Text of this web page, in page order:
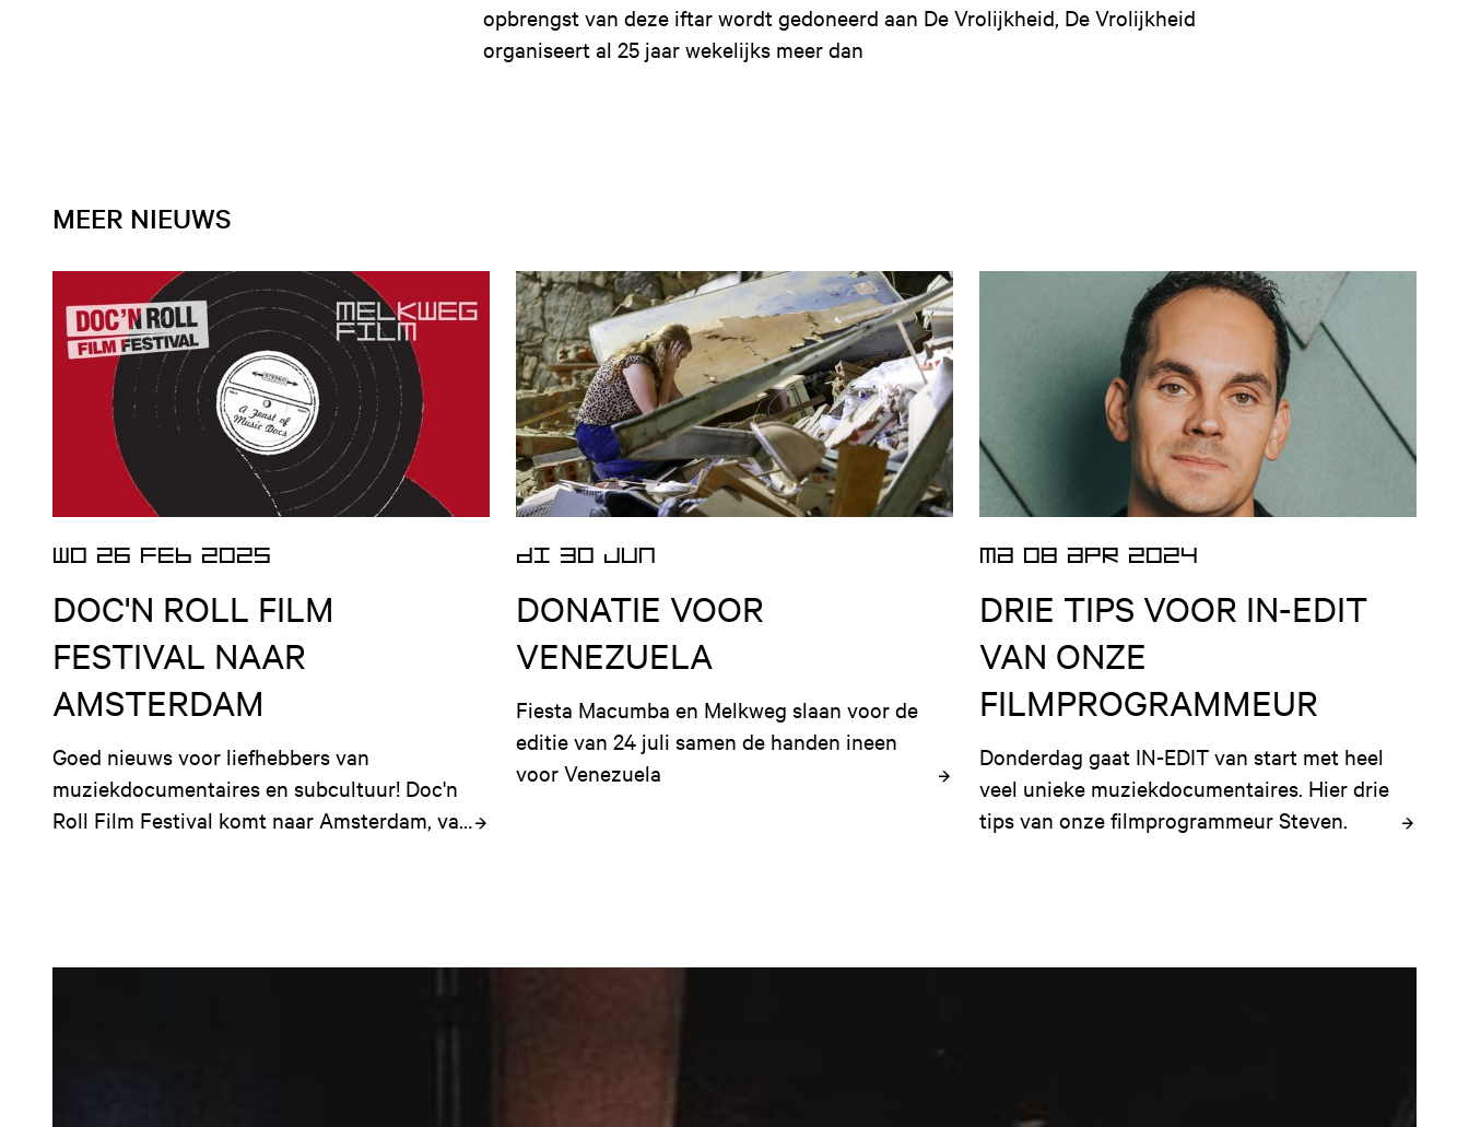
opbrengst van deze iftar wordt gedoneerd aan De Vrolijkheid, De Vrolijkheid
organiseert al 25 jaar wekelijks meer dan
MEER NIEUWS
Open nieuws artikel
WO 26 FEB 2025
DOC'N ROLL FILM
FESTIVAL NAAR
AMSTERDAM
Goed nieuws voor liefhebbers van
muziekdocumentaires en subcultuur! Doc'n
Roll Film Festival komt naar Amsterdam, van
Open nieuws artikel
DI 30 JUN
DONATIE VOOR
VENEZUELA
Fiesta Macumba en Melkweg slaan voor de
editie van 24 juli samen de handen ineen
voor Venezuela
Open nieuws artikel
MA 08 APR 2024
DRIE TIPS VOOR IN-EDIT
VAN ONZE
FILMPROGRAMMEUR
Donderdag gaat IN-EDIT van start met heel
veel unieke muziekdocumentaires. Hier drie
tips van onze filmprogrammeur Steven.